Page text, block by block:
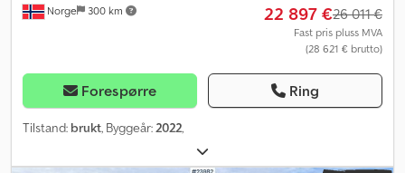
Norge 300 km 22 897 €26 011 €
Fast pris pluss MVA
(28 621 € brutto)
Forespørre Ring
Tilstand: brukt, Byggeår:2022,